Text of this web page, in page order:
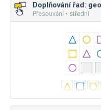
Přesouvání • střední